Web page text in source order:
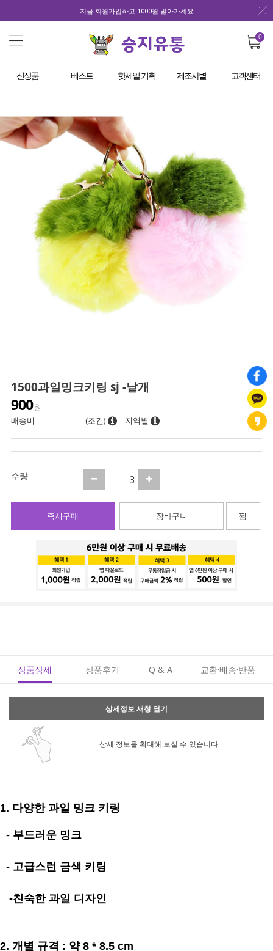
지금 회원가입하고 1000원 받아가세요
0
신상품 베스트 핫세일 기획 제조사별 고객센터
1500과일밍크키링 sj -낱개
900원
배송비
(조건) 지역별
수량
즉시구매 장바구니 찜
상품상세 상품후기 Q & A 교환·배송·반품
상세정보 새창 열기
상세 정보를 확대해 보실 수 있습니다.
1. 다양한 과일 밍크 키링
- 부드러운 밍크
- 고급스런 금색 키링
-친숙한 과일 디자인
2. 개별 규격 : 약 8 * 8.5 cm